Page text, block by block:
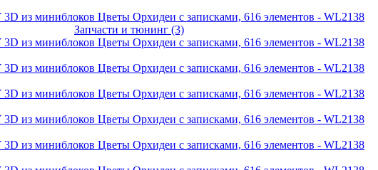
Запчасти и тюнинг (3)